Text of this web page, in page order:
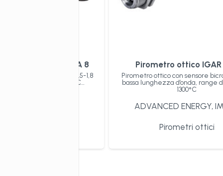
ottico portatile IGA 8
portatile con sensore 1,5-1,8
250°C…1600°C / 280°C…
Pirometro ottico
Pirometro ottico con sensore
bassa lunghezza d’onda, range
1300°C
ADVANCED ENERGY,
Pirometri ottici